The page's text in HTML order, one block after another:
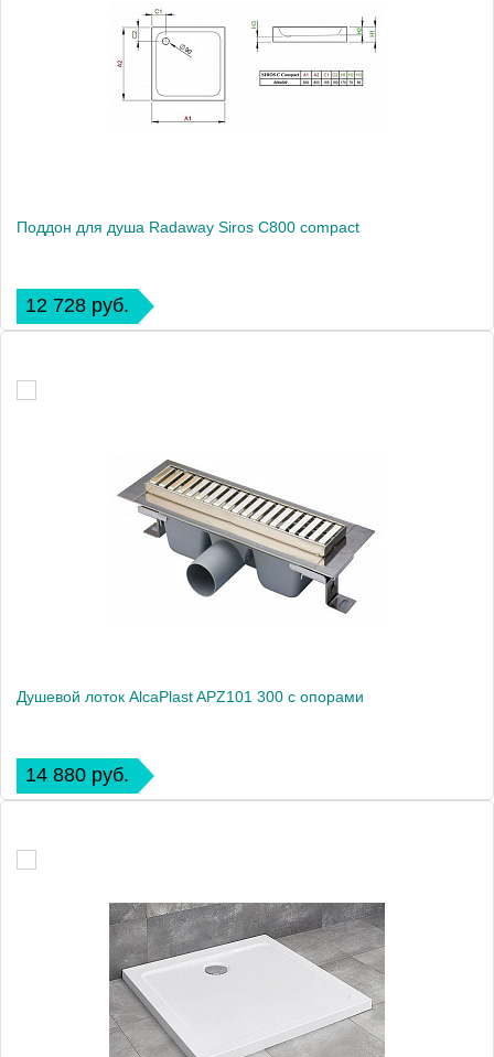
Поддон для душа Radaway Siros С800 compact
12 728 руб.
Душевой лоток AlcaPlast APZ101 300 с опорами
14 880 руб.